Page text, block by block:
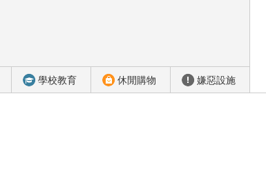
學校教育 休閒購物 嫌惡設施